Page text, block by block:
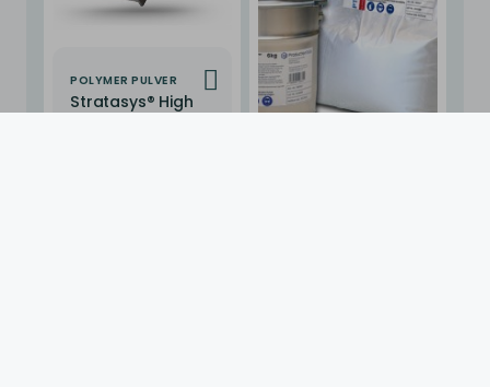
POLYMER PULVER
Stratasys® High